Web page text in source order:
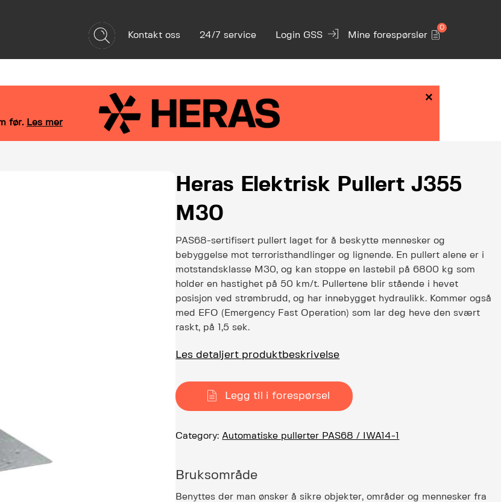
Kontakt oss 24/7 service Login GSS Mine forespørsler
0
×
før. Les mer
Heras Elektrisk Pullert J355
M30
PAS68-sertifisert pullert laget for å beskytte mennesker og
bebyggelse mot terroristhandlinger og lignende. En pullert alene er i
motstandsklasse M30, og kan stoppe en lastebil på 6800 kg som
holder en hastighet på 50 km/t. Pullertene blir stående i hevet
posisjon ved strømbrudd, og har innebygget hydraulikk. Kommer også
med EFO (Emergency Fast Operation) som lar deg heve den svært
raskt, på 1,5 sek.
Les detaljert produktbeskrivelse
Legg til i forespørsel
Category:Automatiske pullerter PAS68 / IWA14-1
Bruksområde
Benyttes der man ønsker å sikre objekter, områder og mennesker fra